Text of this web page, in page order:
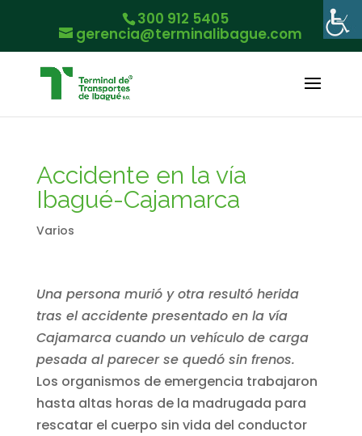
300 912 5405
gerencia@terminalibague.com
Accidente en la vía
Ibagué-Cajamarca
Varios
Una persona murió y otra resultó herida
tras el accidente presentado en la vía
Cajamarca cuando un vehículo de carga
pesada al parecer se quedó sin frenos.
Los organismos de emergencia trabajaron
hasta altas horas de la madrugada para
rescatar el cuerpo sin vida del conductor